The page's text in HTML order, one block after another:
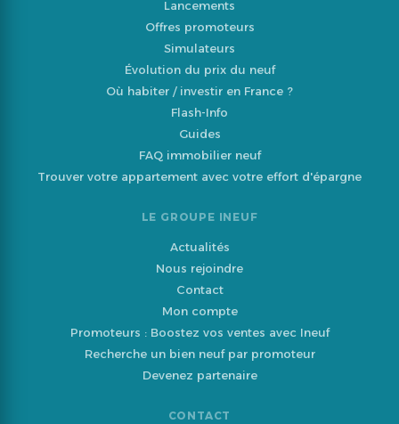
Lancements
Offres promoteurs
Simulateurs
Évolution du prix du neuf
Où habiter / investir en France ?
Flash-Info
Guides
FAQ immobilier neuf
Trouver votre appartement avec votre effort d'épargne
LE GROUPE INEUF
Actualités
Nous rejoindre
Contact
Mon compte
Promoteurs : Boostez vos ventes avec Ineuf
Recherche un bien neuf par promoteur
Devenez partenaire
CONTACT